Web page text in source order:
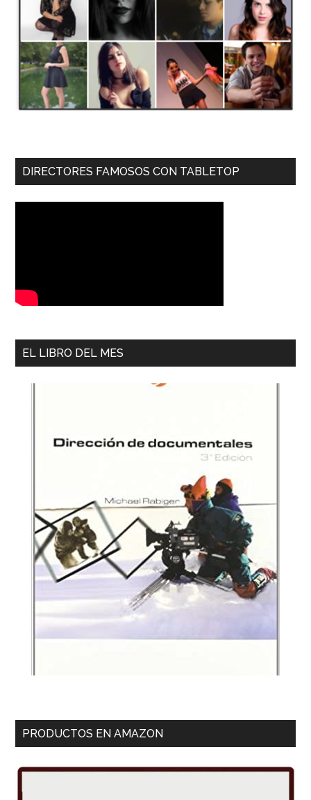
DIRECTORES FAMOSOS CON TABLETOP
EL LIBRO DEL MES
PRODUCTOS EN AMAZON